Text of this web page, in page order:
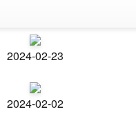
2024-02-23
2024-02-02